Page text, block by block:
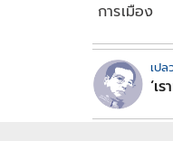
การเมือง
เปล
‘เ